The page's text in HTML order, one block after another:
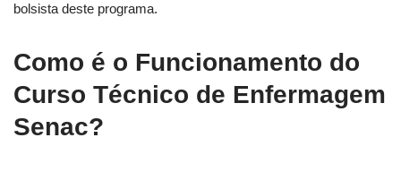
bolsista deste programa.
Como é o Funcionamento do
Curso Técnico de Enfermagem
Senac?